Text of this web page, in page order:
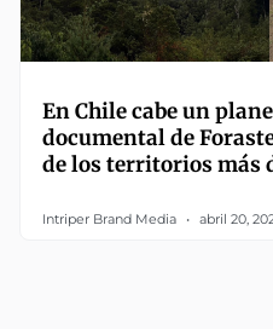
En Chile cabe un
documental de
de los territorios más
Intriper Brand Media abril 20,